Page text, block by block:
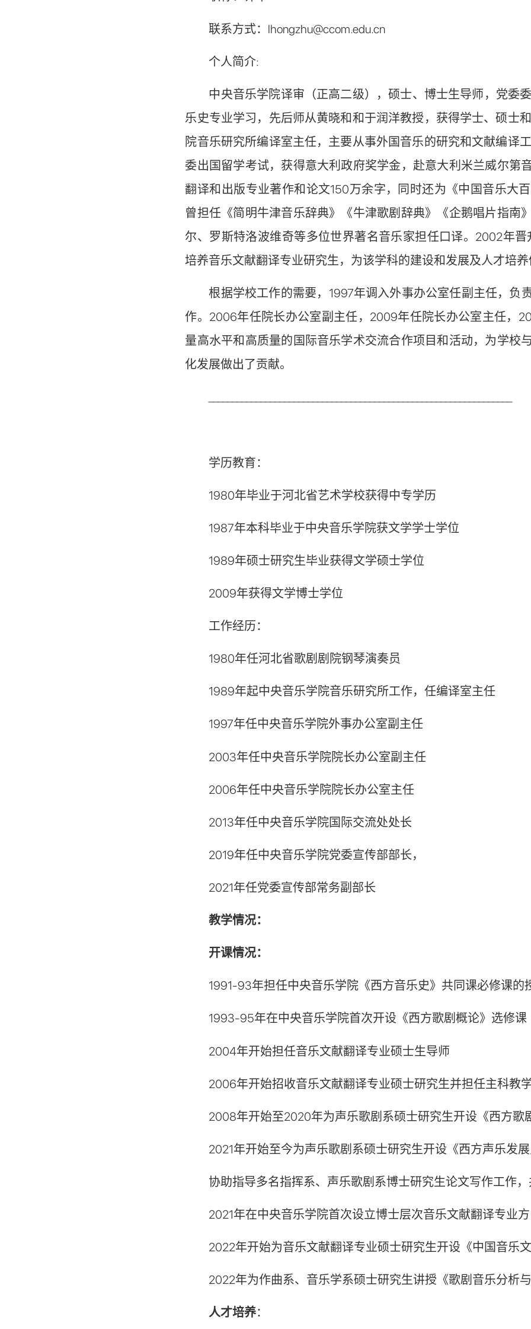
联系方式：lhongzhu@ccom.edu.cn
个人简介:
中央音乐学院译审（正高二级），硕士、博士生导师，党委
乐史专业学习，先后师从黄晓和和于润洋教授，获得学士、硕士
院音乐研究所编译室主任，主要从事外国音乐的研究和文献编译
委出国留学考试，获得意大利政府奖学金，赴意大利米兰威尔第
翻译和出版专业著作和论文150万余字，同时还为《中国音乐大
曾担任《简明牛津音乐辞典》《牛津歌剧辞典》《企鹅唱片指南
尔、罗斯特洛波维奇等多位世界著名音乐家担任口译。2002年
培养音乐文献翻译专业研究生，为该学科的建设和发展及人才培
根据学校工作的需要，1997年调入外事办公室任副主任，负
作。2006年任院长办公室副主任，2009年任院长办公室主任，
量高水平和高质量的国际音乐学术交流合作项目和活动，为学校
化发展做出了贡献。
学历教育：
1980年毕业于河北省艺术学校获得中专学历
1987年本科毕业于中央音乐学院获文学学士学位
1989年硕士研究生毕业获得文学硕士学位
2009年获得文学博士学位
工作经历：
1980年任河北省歌剧剧院钢琴演奏员
1989年起中央音乐学院音乐研究所工作，任编译室主任
1997年任中央音乐学院外事办公室副主任
2003年任中央音乐学院院长办公室副主任
2006年任中央音乐学院院长办公室主任
2013年任中央音乐学院国际交流处处长
2019年任中央音乐学院党委宣传部部长，
2021年任党委宣传部常务副部长
教学情况：
开课情况：
1991-93年担任中央音乐学院《西方音乐史》共同课必修课的
1993-95年在中央音乐学院首次开设《西方歌剧概论》选修课
2004年开始担任音乐文献翻译专业硕士生导师
2006年开始招收音乐文献翻译专业硕士研究生并担任主科教
2008年开始至2020年为声乐歌剧系硕士研究生开设《西方歌
2021年开始至今为声乐歌剧系硕士研究生开设《西方声乐发
协助指导多名指挥系、声乐歌剧系博士研究生论文写作工作
2021年在中央音乐学院首次设立博士层次音乐文献翻译专业
2022年开始为音乐文献翻译专业硕士研究生开设《中国音乐
2022年为作曲系、音乐学系硕士研究生讲授《歌剧音乐分析
人才培养：